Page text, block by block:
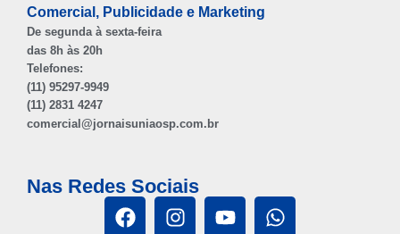
Comercial, Publicidade e Marketing
De segunda à sexta-feira
das 8h às 20h
Telefones:
(11) 95297-9949
(11) 2831 4247
comercial@jornaisuniaosp.com.br
Nas Redes Sociais